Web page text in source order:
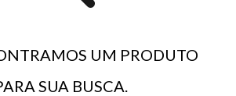
UM PRODUTO
SUA BUSCA.